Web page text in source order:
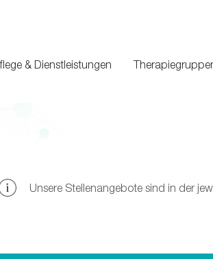
& Dienstleistungen
Unsere Stellenangebote sind in der